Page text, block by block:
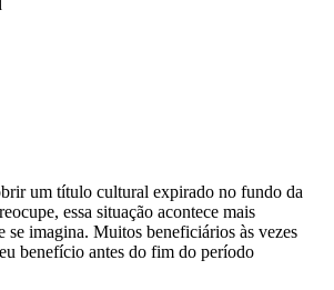
um título cultural expirado no fundo da
essa situação acontece mais
se imagina. Muitos beneficiários às vezes
benefício antes do fim do período